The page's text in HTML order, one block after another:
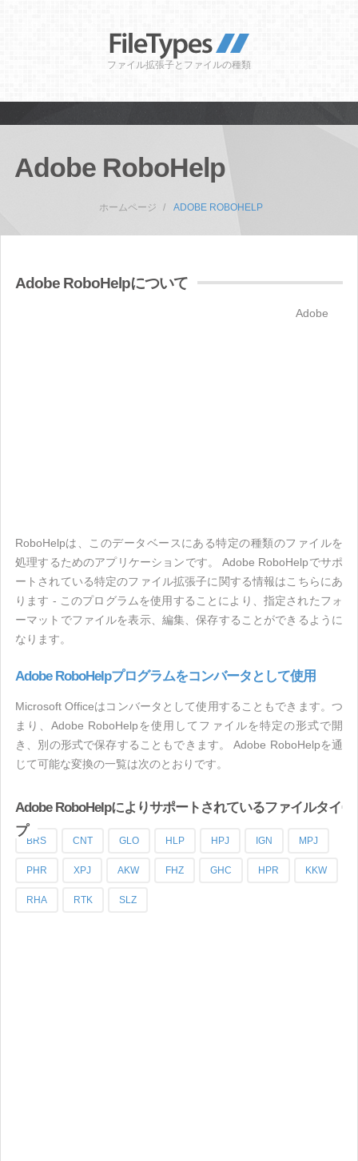
ファイル拡張子とファイルの種類
Adobe RoboHelp
ホームページ ADOBE ROBOHELP
Adobe RoboHelpについて
Adobe
RoboHelpは、このデータベースにある特定の種類のファイルを
処理するためのアプリケーションです。 Adobe RoboHelpでサポ
ートされている特定のファイル拡張子に関する情報はこちらにあ
ります - このプログラムを使用することにより、指定されたフォ
ーマットでファイルを表示、編集、保存することができるように
なります。
Adobe RoboHelpプログラムをコンバータとして使用
Microsoft Officeはコンバータとして使用することもできます。つ
まり、Adobe RoboHelpを使用してファイルを特定の形式で開
き、別の形式で保存することもできます。 Adobe RoboHelpを通
じて可能な変換の一覧は次のとおりです。
Adobe RoboHelpによりサポートされているファイルタイ
プ
BRS CNT GLO HLP HPJ IGN MPJ
PHR XPJ AKW FHZ GHC HPR KKW
RHA RTK SLZ